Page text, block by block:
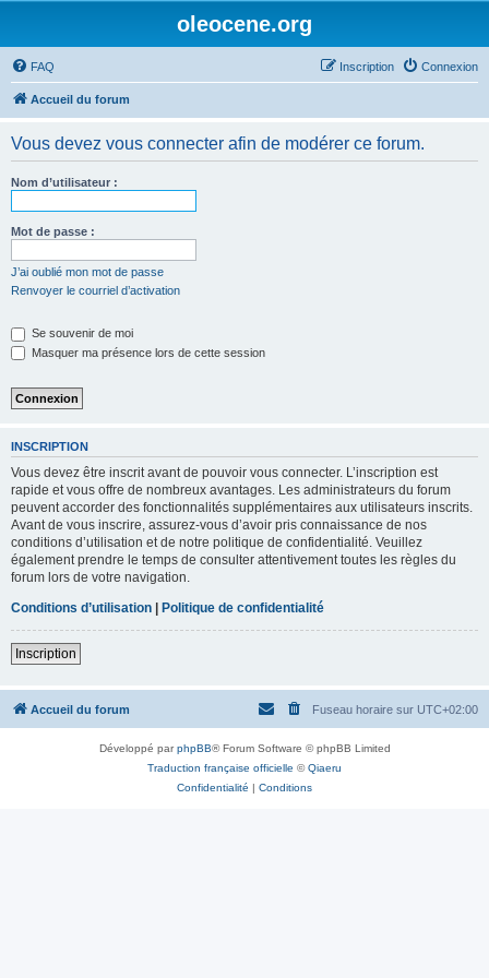
oleocene.org
FAQ Connexion
Inscription
Accueil du forum
Vous devez vous connecter afin de modérer ce forum.
Nom d’utilisateur :
Mot de passe :
J’ai oublié mon mot de passe
Renvoyer le courriel d’activation
Se souvenir de moi
Masquer ma présence lors de cette session
INSCRIPTION
Vous devez être inscrit avant de pouvoir vous connecter. L’inscription est
rapide et vous offre de nombreux avantages. Les administrateurs du forum
peuvent accorder des fonctionnalités supplémentaires aux utilisateurs inscrits.
Avant de vous inscrire, assurez-vous d’avoir pris connaissance de nos
conditions d’utilisation et de notre politique de confidentialité. Veuillez
également prendre le temps de consulter attentivement toutes les règles du
forum lors de votre navigation.
Conditions d’utilisation | Politique de confidentialité
Inscription
Accueil du forum Fuseau horaire sur UTC+02:00
Développé parphpBB® Forum Software © phpBB Limited
Traduction française officielle ©Qiaeru
Confidentialité | Conditions